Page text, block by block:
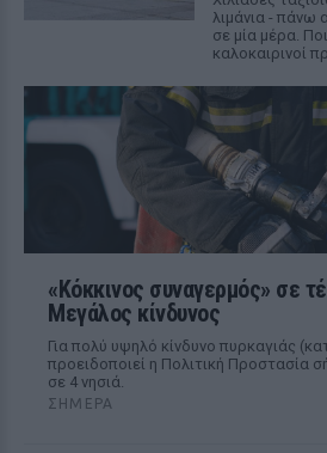
λιμάνια - πάνω
σε μία μέρα.
καλοκαιρινοί
«Κόκκινος συναγερμός» σε
Μεγάλος κίνδυνος
Για πολύ υψηλό κίνδυνο πυρκαγιάς
προειδοποιεί η Πολιτική Προστασία
σε 4 νησιά.
ΣΉΜΕΡΑ